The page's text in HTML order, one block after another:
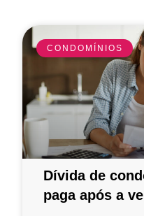
CONDOMÍNIOS
Dívida de
paga após a